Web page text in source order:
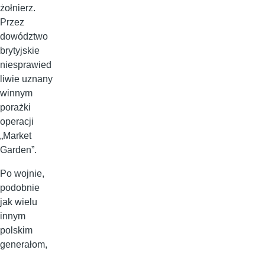
żołnierz.
Przez
dowództwo
brytyjskie
niesprawied
liwie uznany
winnym
porażki
operacji
„Market
Garden”.
Po wojnie,
podobnie
jak wielu
innym
polskim
generałom,